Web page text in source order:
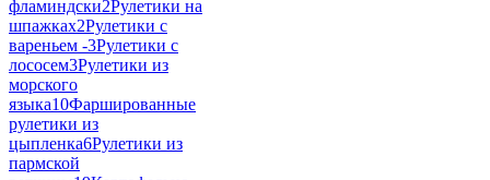
фламиндски2Рулетики на
шпажках2Рулетики с
вареньем -3Рулетики с
лососем3Рулетики из
морского
языка10Фаршированные
рулетики из
цыпленка6Рулетики из
пармской